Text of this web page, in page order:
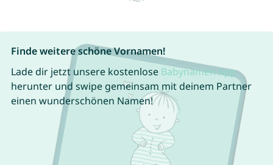
Finde weitere schöne Vornamen!
Lade dir jetzt unsere kostenlose Babynamen App
herunter und swipe gemeinsam mit deinem Partner
einen wunderschönen Namen!